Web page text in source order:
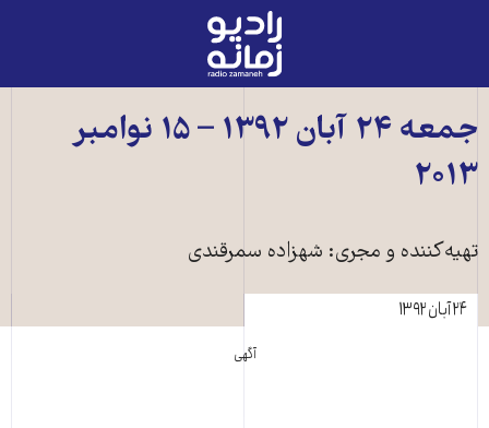
رادیو
زمانه
به
صفحه
جمعه ۲۴ آبان ۱۳۹۲ – ۱۵ نوامبر
۲۰۱۳
تهیه‌کننده و مجری: شهزاده سمرقندی
۲۴ آبان ۱۳۹۲
آگهی